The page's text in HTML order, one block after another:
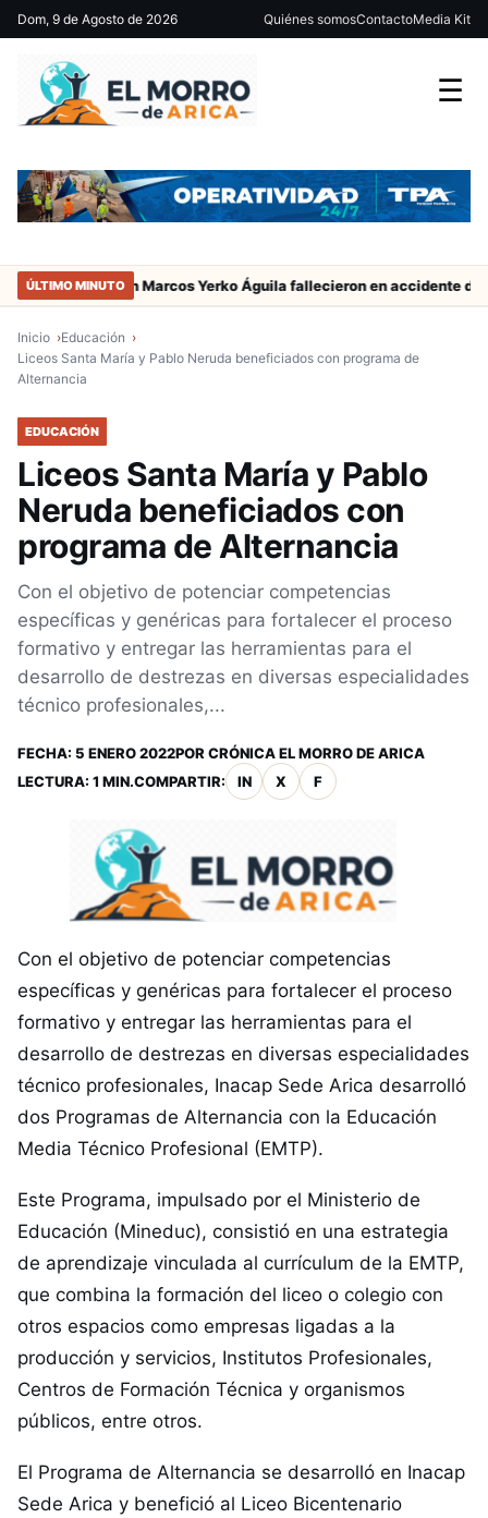
Dom, 9 de Agosto de 2026 Quiénes somosContactoMedia Kit
☰
ÚLTIMO MINUTO
de San Marcos Yerko Águila fallecieron en accidente de
Inicio
Educación
Liceos Santa María y Pablo Neruda beneficiados con programa de
Alternancia
EDUCACIÓN
Liceos Santa María y Pablo
Neruda beneficiados con
programa de Alternancia
Con el objetivo de potenciar competencias
específicas y genéricas para fortalecer el proceso
formativo y entregar las herramientas para el
desarrollo de destrezas en diversas especialidades
técnico profesionales,...
FECHA: 5 ENERO 2022POR CRÓNICA EL MORRO DE ARICA
LECTURA: 1 MIN.COMPARTIR: IN X F
Con el objetivo de potenciar competencias
específicas y genéricas para fortalecer el proceso
formativo y entregar las herramientas para el
desarrollo de destrezas en diversas especialidades
técnico profesionales, Inacap Sede Arica desarrolló
dos Programas de Alternancia con la Educación
Media Técnico Profesional (EMTP).
Este Programa, impulsado por el Ministerio de
Educación (Mineduc), consistió en una estrategia
de aprendizaje vinculada al currículum de la EMTP,
que combina la formación del liceo o colegio con
otros espacios como empresas ligadas a la
producción y servicios, Institutos Profesionales,
Centros de Formación Técnica y organismos
públicos, entre otros.
El Programa de Alternancia se desarrolló en Inacap
Sede Arica y benefició al Liceo Bicentenario